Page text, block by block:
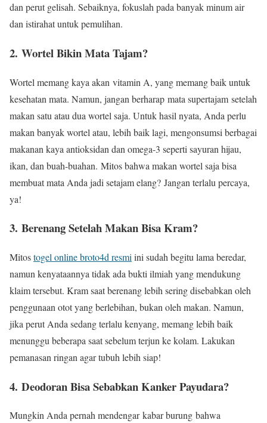
dan perut gelisah. Sebaiknya, fokuslah pada banyak minum air
dan istirahat untuk pemulihan.
2. Wortel Bikin Mata Tajam?
Wortel memang kaya akan vitamin A, yang memang baik untuk
kesehatan mata. Namun, jangan berharap mata supertajam setelah
makan satu atau dua wortel saja. Untuk hasil nyata, Anda perlu
makan banyak wortel atau, lebih baik lagi, mengonsumsi berbagai
makanan kaya antioksidan dan omega-3 seperti sayuran hijau,
ikan, dan buah-buahan. Mitos bahwa makan wortel saja bisa
membuat mata Anda jadi setajam elang? Jangan terlalu percaya,
ya!
3. Berenang Setelah Makan Bisa Kram?
Mitostogel online broto4d resmi ini sudah begitu lama beredar,
namun kenyataannya tidak ada bukti ilmiah yang mendukung
klaim tersebut. Kram saat berenang lebih sering disebabkan oleh
penggunaan otot yang berlebihan, bukan oleh makan. Namun,
jika perut Anda sedang terlalu kenyang, memang lebih baik
menunggu beberapa saat sebelum terjun ke kolam. Lakukan
pemanasan ringan agar tubuh lebih siap!
4. Deodoran Bisa Sebabkan Kanker Payudara?
Mungkin Anda pernah mendengar kabar burung bahwa